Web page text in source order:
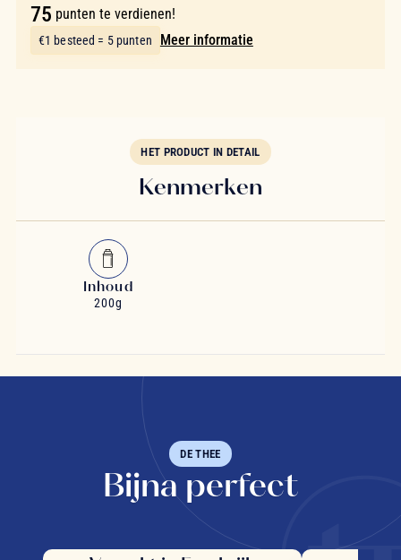
75 punten te verdienen!
€1 besteed = 5 punten Meer informatie
HET PRODUCT IN DETAIL
Kenmerken
Inhoud
200g
DE THEE
Bijna perfect